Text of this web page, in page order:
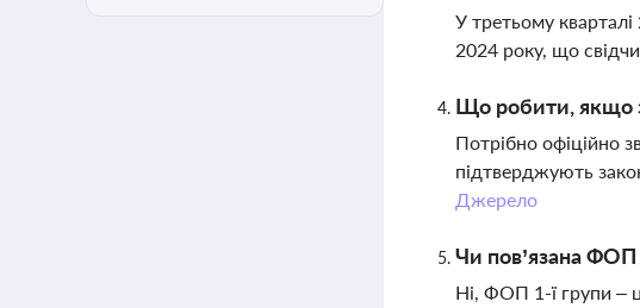
У третьому
2024 року, що
Що робити, якщо
Потрібно офіційно
підтверджують
Джерело
Чи пов’язана ФОП
Ні, ФОП 1-ї групи –